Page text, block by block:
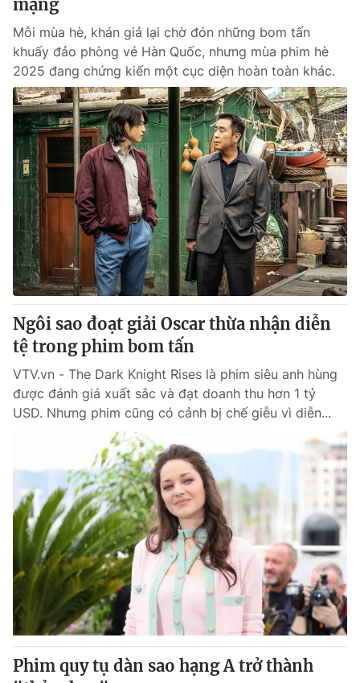
mạng
Mỗi mùa hè, khán giả lại chờ đón những bom tấn
khuấy đảo phòng vé Hàn Quốc, nhưng mùa phim hè
2025 đang chứng kiến một cục diện hoàn toàn khác.
Ngôi sao đoạt giải Oscar thừa nhận diễn
tệ trong phim bom tấn
VTV.vn - The Dark Knight Rises là phim siêu anh hùng
được đánh giá xuất sắc và đạt doanh thu hơn 1 tỷ
USD. Nhưng phim cũng có cảnh bị chế giễu vì diễn...
Phim quy tụ dàn sao hạng A trở thành